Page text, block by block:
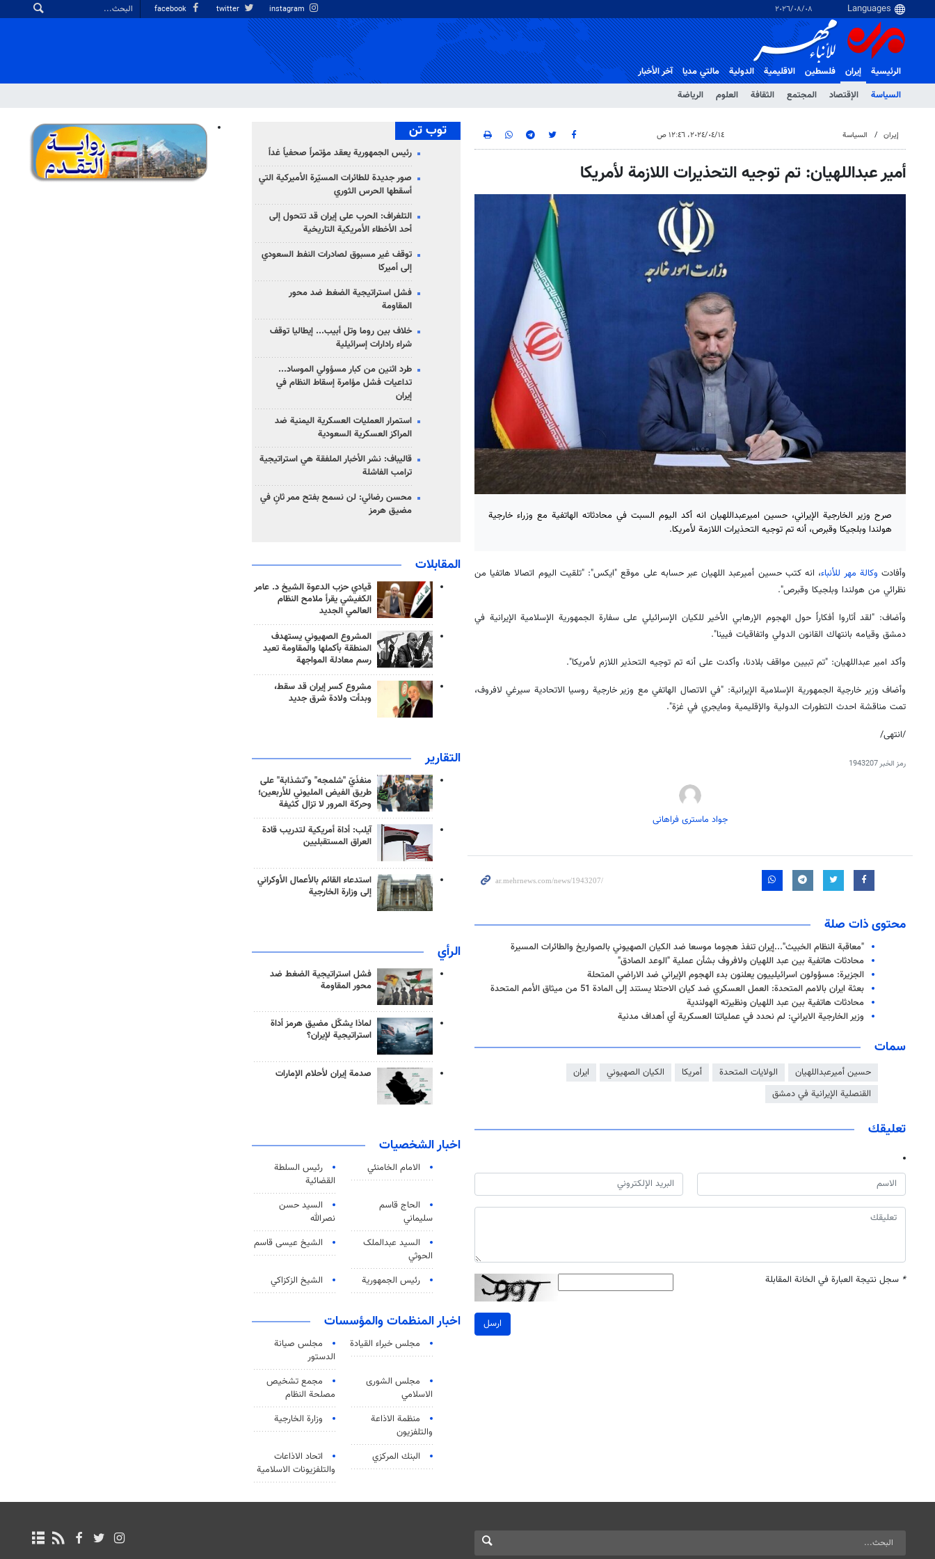
٠٨‏/٠٨‏/٢٠٢٦
الرئيسية
إيران
السياسة
الإقتصاد المجتمع الثقافة العلوم الرياضة
فلسطین الاقلیمیة الدولية مالتي مدیا آخر الأخبار
إيران السياسة ١٤‏/٠٤‏/٢٠٢٤، ١٢:٤٦ ص
أمير عبداللهيان: تم توجيه التحذيرات اللازمة لأمريكا
صرح وزير الخارجية الإيراني، حسين اميرعبداللهيان انه أكد اليوم السبت في محادثاته الهاتفية مع وزراء خارجية
هولندا وبلجيكا وقبرص، أنه تم توجيه التحذيرات اللازمة لأمريكا.
وأفادت وكالة مهر للأنباء، انه كتب حسين أميرعبد اللهيان عبر حسابه على موقع "ايكس": "تلقيت اليوم اتصالا هاتفيا من
نظرائي من هولندا وبلجيكا وقبرص".
وأضاف: "لقد أثاروا أفكاراً حول الهجوم الإرهابي الأخير للكيان الإسرائيلي على سفارة الجمهورية الإسلامية الإيرانية في
دمشق وقيامه بانتهاك القانون الدولي واتفاقيات فيينا".
وأكد امير عبداللهيان: "تم تبيين مواقف بلادنا، وأكدت على أنه تم توجيه التحذير اللازم لأمريكا".
وأضاف وزير خارجية الجمهورية الإسلامية الإيرانية: "في الاتصال الهاتفي مع وزير خارجية روسيا الاتحادية سيرغي لافروف،
تمت مناقشة احدث التطورات الدولية والإقليمية ومايجري في غزة".
/انتهى/
رمز الخبر1943207
جواد ماستری فراهانی
محتوى ذات صلة
"معاقبة النظام الخبيث"...إيران تنفذ هجوما موسعا ضد الكيان الصهيوني بالصواريخ والطائرات المسيرة
محادثات هاتفية بين عبد اللهيان ولافروف بشأن عملية "الوعد الصادق"
الجزيرة: مسؤولون اسرائيلييون يعلنون بدء الهجوم الإيراني ضد الاراضي المتحلة
بعثة ايران بالامم المتحدة: العمل العسكري ضد كيان الاحتلا يستند إلى المادة 51 من ميثاق الأمم المتحدة
محادثات هاتفية بين عبد اللهيان ونظيرته الهولندية
وزير الخارجية الايراني: لم نحدد في عملیاتنا العسکرية أي أهداف مدنية
سمات
حسين أميرعبداللهيان الولايات المتحدة أمريكا الكيان الصهيوني
ايران
القنصلية الإيرانية في دمشق
تعليقك
* سجل نتيجة العبارة في الخانة المقابلة
ارسل
توب تن
رئيس الجمهورية يعقد مؤتمراً صحفياً غداً
صور جديدة للطائرات المسيّرة الأميركية التي
أسقطها الحرس الثوري
التلغراف: الحرب على إيران قد تتحول إلى
أحد الأخطاء الأمريكية التاريخية
توقف غير مسبوق لصادرات النفط السعودي
إلى أميركا
فشل استراتيجية الضغط ضد محور
المقاومة
خلاف بين روما وتل أبيب... إيطاليا توقف
شراء رادارات إسرائيلية
طرد اثنين من كبار مسؤولي الموساد...
تداعيات فشل مؤامرة إسقاط النظام في
إيران
استمرار العمليات العسكرية اليمنية ضد
المراكز العسكرية السعودية
قاليباف: نشر الأخبار الملفقة هي استراتيجية
ترامب الفاشلة
محسن رضائي: لن نسمح بفتح ممر ثانٍ في
مضيق هرمز
المقابلات
قيادي حزب الدعوة الشيخ د. عامر
الكفيشي يقرأ ملامح النظام
العالمي الجديد
المشروع الصهيوني يستهدف
المنطقة بأكملها والمقاومة تعيد
رسم معادلة المواجهة
مشروع كسر إيران قد سقط،
وبدأت ولادة شرق جديد
التقارير
منفذَيّ "شلمجه" و"تشذابة" على
طريق الفيض المليوني للأربعين؛
وحركة المرور لا تزال كثيفة
آيلب: أداة أمريكية لتدريب قادة
العراق المستقبليين
استدعاء القائم بالأعمال الأوكراني
إلى وزارة الخارجية
الرأي
فشل استراتيجية الضغط ضد
محور المقاومة
لماذا يشكّل مضيق هرمز أداة
استراتيجية لإيران؟
صدمة إيران لأحلام الإمارات
اخبار الشخصيات
الامام الخامنئي
رئیس السلطة
القضائیة
الحاج قاسم
سليماني
السيد حسن
نصرالله
السید عبدالملک
الحوثي
الشيخ عيسى قاسم
رئيس الجمهورية الشيخ الزكزاكي
اخبار المنظمات والمؤسسات
مجلس خبراء القيادة
مجلس صيانة
الدستور
مجلس الشورى
الاسلامي
مجمع تشخيص
مصلحة النظام
منظمة الاذاعة
والتلفزیون
وزارة الخارجية
البنك المركزي
اتحاد الاذاعات
والتلفزيونات الاسلامية